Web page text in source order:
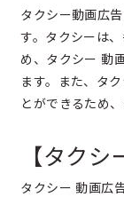
タクシー動画広
す。タクシーは
め、タクシー 動
ます。また、タ
とができるため
【タクシ
タクシー 動画広